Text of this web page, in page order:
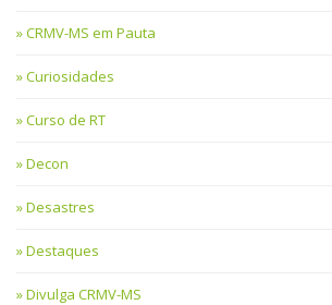
CRMV-MS em Pauta
Curiosidades
Curso de RT
Decon
Desastres
Destaques
Divulga CRMV-MS